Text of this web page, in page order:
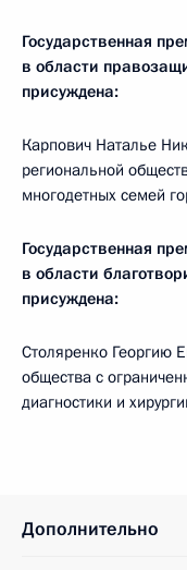
Государственная
в области
присуждена:
Карпович Наталье
региональной
многодетных семей
Государственная
в области
присуждена:
Столяренко Георгию
общества с
диагностики и
Дополнительно